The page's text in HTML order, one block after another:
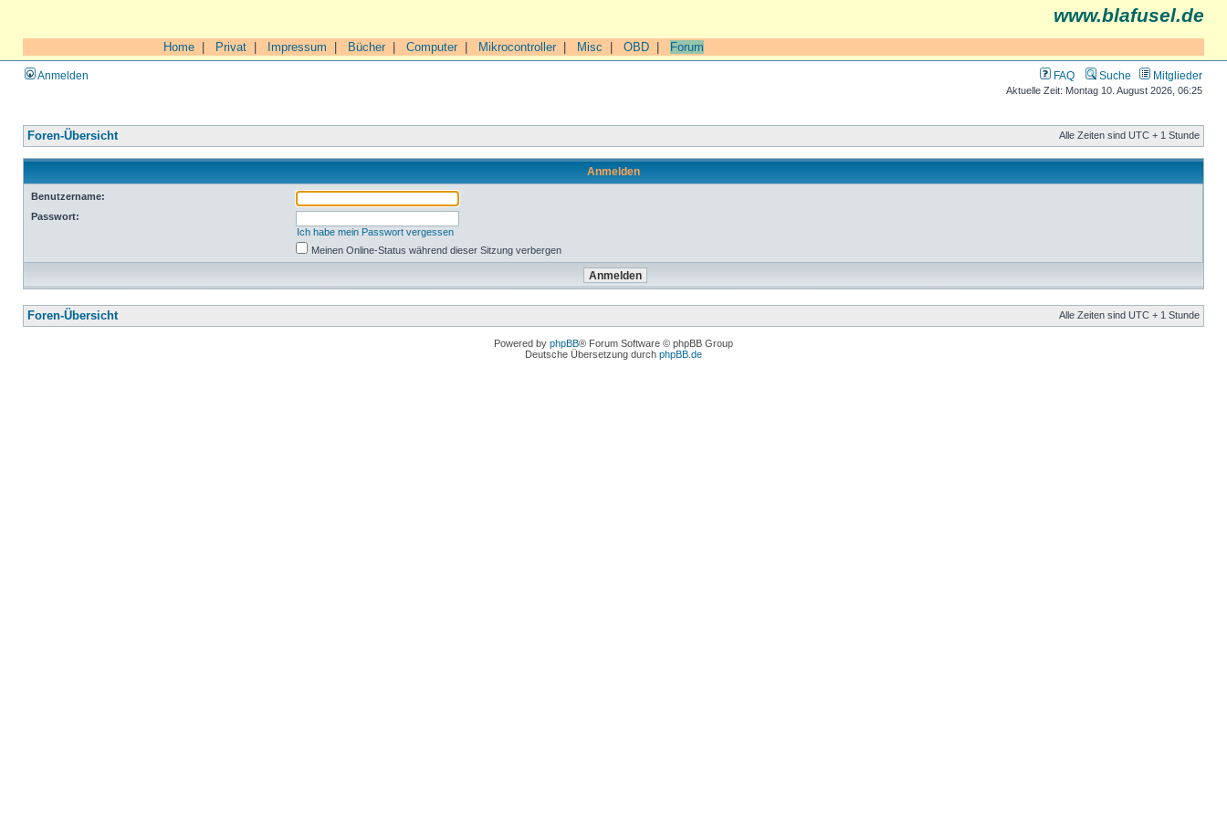
www.blafusel.de
Home Privat Impressum Bücher| Computer| Mikrocontroller| Misc OBD Forum
Anmelden FAQ Suche Mitglieder
Aktuelle Zeit: Montag 10. August 2026, 06:25
Foren-Übersicht Alle Zeiten sind UTC + 1 Stunde
Anmelden
Benutzername:
Passwort:
Ich habe mein Passwort vergessen
Meinen Online-Status während dieser Sitzung verbergen
Foren-Übersicht Alle Zeiten sind UTC + 1 Stunde
Powered by phpBB® Forum Software © phpBB Group
Deutsche Übersetzung durch phpBB.de